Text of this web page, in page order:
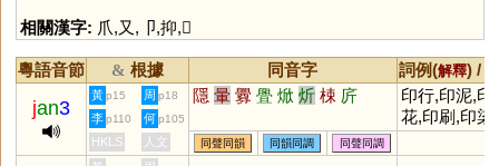
相關漢字: 爪,又, 卩,抑,𢑏
粵語音節 & 根據 同音字 詞例(解釋) /
jan3
黃 p15 周 p18 隱 暈 釁 舋 焮 炘 梀 庍
印行,印泥,印
花,印刷,印染,
印章,印象,印
證,印鑒,烙印,
李 p110 何 p105
HKLS 人文 同聲同韻 同韻同調 同聲同調